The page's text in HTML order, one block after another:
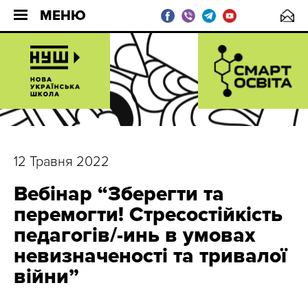
МЕНЮ
12 Травня 2022
Вебінар “Зберегти та
перемогти! Стресостійкість
педагогів/-инь в умовах
невизначеності та тривалої
війни”